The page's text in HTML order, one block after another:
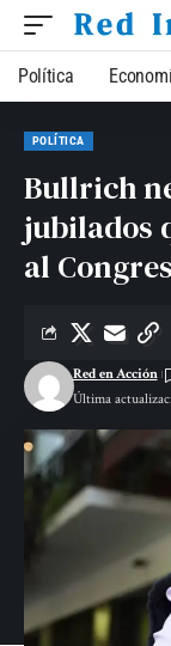
Política
POLÍTICA
Bullrich
jubilados
al
Última
Red en Acción